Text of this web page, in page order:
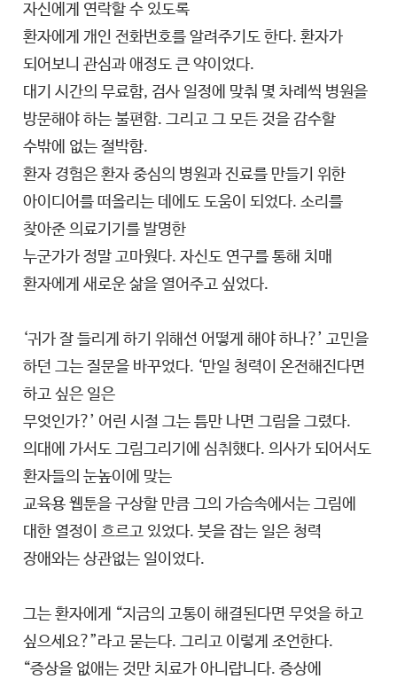
자신에게 연락할 수 있도록
환자에게 개인 전화번호를 알려주기도 한다. 환자가
되어보니 관심과 애정도 큰 약이었다.
대기 시간의 무료함, 검사 일정에 맞춰 몇 차례씩 병원을
방문해야 하는 불편함. 그리고 그 모든 것을 감수할
수밖에 없는 절박함.
환자 경험은 환자 중심의 병원과 진료를 만들기 위한
아이디어를 떠올리는 데에도 도움이 되었다. 소리를
찾아준 의료기기를 발명한
누군가가 정말 고마웠다. 자신도 연구를 통해 치매
환자에게 새로운 삶을 열어주고 싶었다.
‘귀가 잘 들리게 하기 위해선 어떻게 해야 하나?’ 고민을
하던 그는 질문을 바꾸었다. ‘만일 청력이 온전해진다면
하고 싶은 일은
무엇인가?’ 어린 시절 그는 틈만 나면 그림을 그렸다.
의대에 가서도 그림그리기에 심취했다. 의사가 되어서도
환자들의 눈높이에 맞는
교육용 웹툰을 구상할 만큼 그의 가슴속에서는 그림에
대한 열정이 흐르고 있었다. 붓을 잡는 일은 청력
장애와는 상관없는 일이었다.
그는 환자에게 “지금의 고통이 해결된다면 무엇을 하고
싶으세요?”라고 묻는다. 그리고 이렇게 조언한다.
“증상을 없애는 것만 치료가 아니랍니다. 증상에